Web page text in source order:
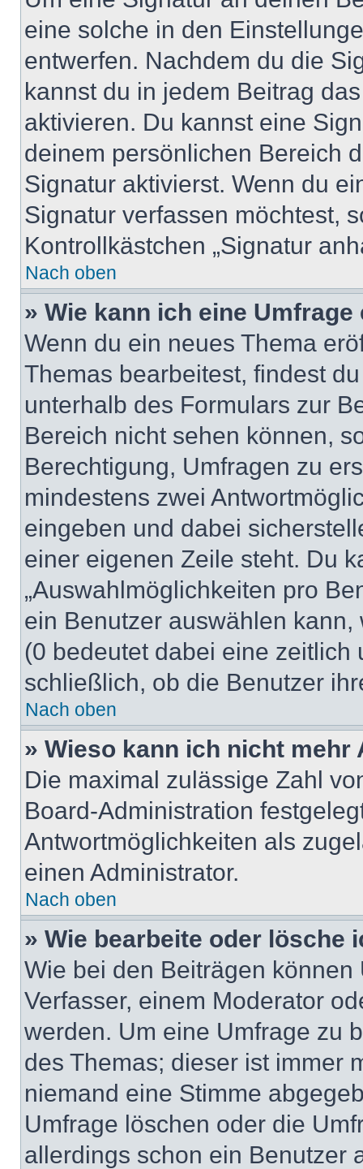
eine solche in den
entwerfen. Nachdem du die
kannst du in jedem Beitrag
aktivieren. Du kannst eine
deinem persönlichen Bereich
Signatur aktivierst. Wenn du
Signatur verfassen möchtest,
Kontrollkästchen „Signatur
Nach oben
» Wie kann ich eine
Wenn du ein neues Thema
Themas bearbeitest, findest
unterhalb des Formulars zur
Bereich nicht sehen können,
Berechtigung, Umfragen zu
mindestens zwei
eingeben und dabei
einer eigenen Zeile steht. Du
„Auswahlmöglichkeiten pro
ein Benutzer auswählen
(0 bedeutet dabei eine
schließlich, ob die Benutzer
Nach oben
» Wieso kann ich nicht
Die maximal zulässige Zahl
Board-Administration
Antwortmöglichkeiten als
einen Administrator.
Nach oben
» Wie bearbeite oder lösche
Wie bei den Beiträgen
Verfasser, einem Moderator
werden. Um eine Umfrage zu
des Themas; dieser ist immer
niemand eine Stimme
Umfrage löschen oder die
allerdings schon ein Benutzer